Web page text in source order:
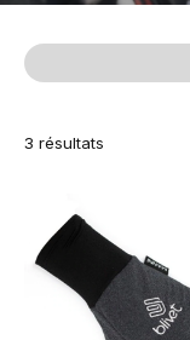
3 résultats